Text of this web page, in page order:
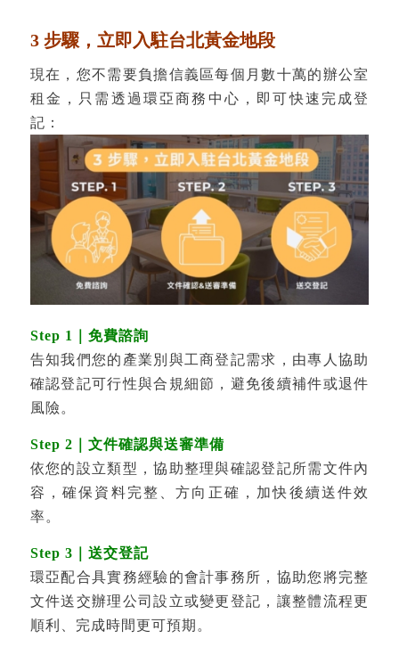
3 步驟，立即入駐台北黃金地段
現在，您不需要負擔信義區每個月數十萬的辦公室
租金，只需透過環亞商務中心，即可快速完成登
記：
Step 1｜免費諮詢
告知我們您的產業別與工商登記需求，由專人協助
確認登記可行性與合規細節，避免後續補件或退件
風險。
Step 2｜文件確認與送審準備
依您的設立類型，協助整理與確認登記所需文件內
容，確保資料完整、方向正確，加快後續送件效
率。
Step 3｜送交登記
環亞配合具實務經驗的會計事務所，協助您將完整
文件送交辦理公司設立或變更登記，讓整體流程更
順利、完成時間更可預期。